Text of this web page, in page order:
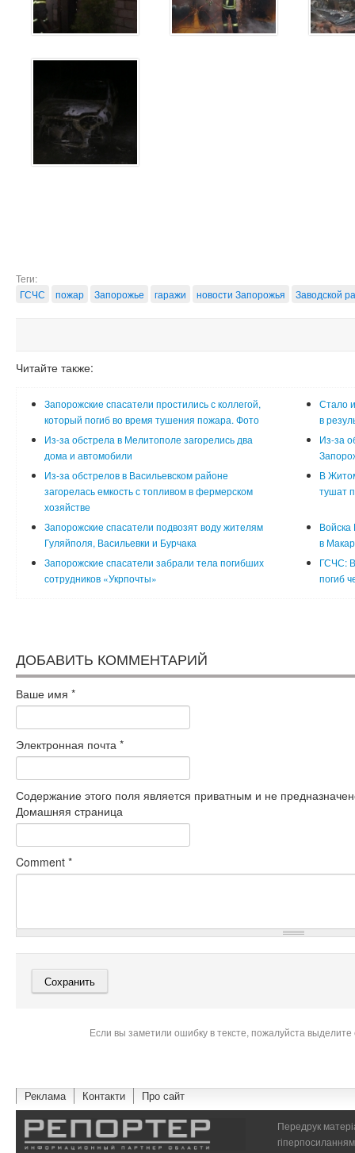
Теги:
ГСЧС
пожар Запорожье гаражи новости Запорожья Заводской
Читайте также:
Запорожские спасатели простились с коллегой,
который погиб во время тушения пожара. Фото
Стало
в
Из-за обстрела в Мелитополе загорелись два
дома и автомобили
Из-за
Из-за обстрелов в Васильевском районе
загорелась емкость с топливом в фермерском
хозяйстве
В
тушат
Запорожские спасатели подвозят воду жителям
Гуляйполя, Васильевки и Бурчака
в
Запорожские спасатели забрали тела погибших
сотрудников «Укрпочты»
ГСЧС: В
погиб
ДОБАВИТЬ КОММЕНТАРИЙ
Ваше имя *
Электронная почта *
Содержание этого поля является приватным и не
Домашняя страница
Comment *
Если вы заметили ошибку в тексте, пожалуйста
Реклама Контакти Про сайт
Передрук